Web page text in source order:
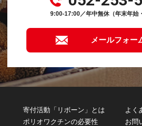
9:00-17:00／年中無休（年末年始
メールフォー
寄付活動「リボーン」とは
よく
ポリオワクチンの必要性
お問